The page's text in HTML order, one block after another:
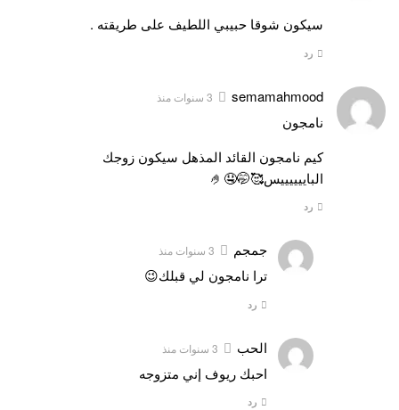
سيكون شوقا حبيبي اللطيف على طريقته .
رد
semamahmood 3 سنوات منذ
نامجون
كيم نامجون القائد المذهل سيكون زوجك
الباييييييس🥰🤭🤤🤌
رد
جمجم 3 سنوات منذ
ترا نامجون لي قبلك😉
رد
الحب 3 سنوات منذ
احبك ريوف إني متزوجه
رد